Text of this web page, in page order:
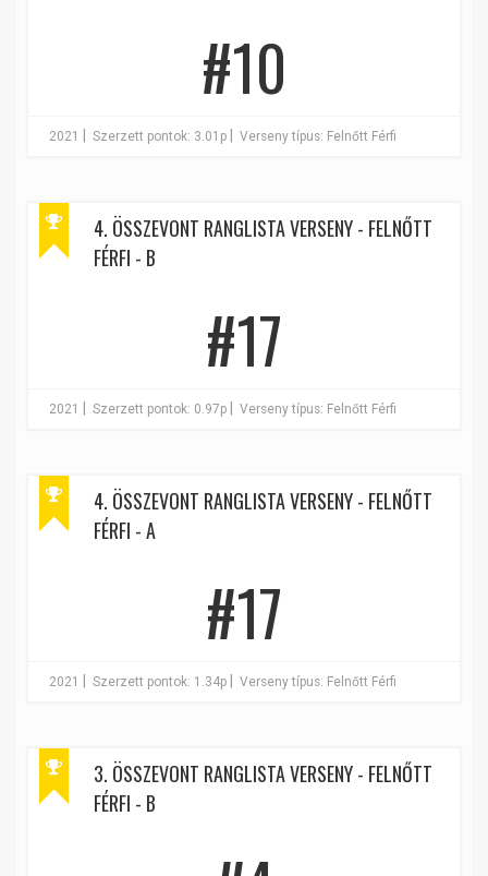
#10
2021 Szerzett pontok: 3.01p Verseny típus: Felnőtt Férfi
4. ÖSSZEVONT RANGLISTA VERSENY - FELNŐTT
FÉRFI - B
#17
2021 Szerzett pontok: 0.97p Verseny típus: Felnőtt Férfi
4. ÖSSZEVONT RANGLISTA VERSENY - FELNŐTT
FÉRFI - A
#17
2021 Szerzett pontok: 1.34p Verseny típus: Felnőtt Férfi
3. ÖSSZEVONT RANGLISTA VERSENY - FELNŐTT
FÉRFI - B